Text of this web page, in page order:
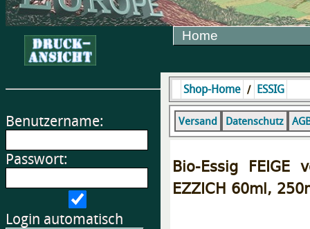
Home
Benutzername:
Passwort:
Login automatisch
Shop-Home / ESSIG
Versand Datenschutz
Bio-Essig FEIGE
EZZICH 60ml,